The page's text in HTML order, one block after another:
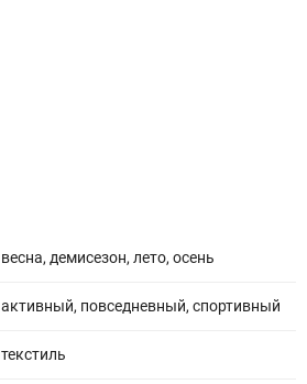
весна, демисезон, лето, осень
активный, повседневный, спортивный
текстиль